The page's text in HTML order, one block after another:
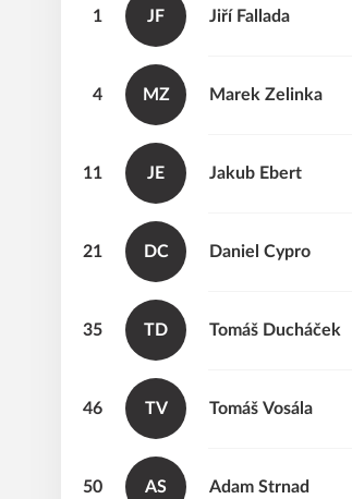
1 JF Jiří Fallada
4 MZ Marek Zelinka
11 JE Jakub Ebert
21 DC Daniel Cypro
35 TD Tomáš Ducháček
46 TV Tomáš Vosála
50 AS Adam Strnad